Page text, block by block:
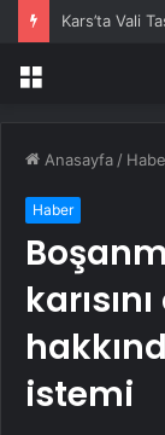
Kars’ta Vali
Menü
Anasayfa /
Haber
istemi